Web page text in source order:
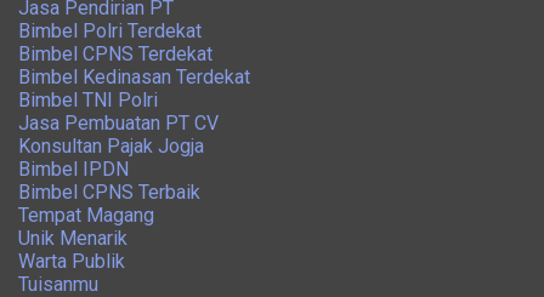
Jasa Pendirian PT
Bimbel Polri Terdekat
Bimbel CPNS Terdekat
Bimbel Kedinasan Terdekat
Bimbel TNI Polri
Jasa Pembuatan PT CV
Konsultan Pajak Jogja
Bimbel IPDN
Bimbel CPNS Terbaik
Tempat Magang
Unik Menarik
Warta Publik
Tuisanmu